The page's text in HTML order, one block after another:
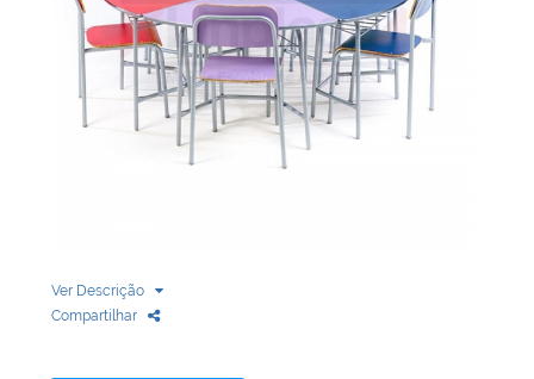
Ver Descrição
Compartilhar
Quadro Branco
Linha Wood Prime